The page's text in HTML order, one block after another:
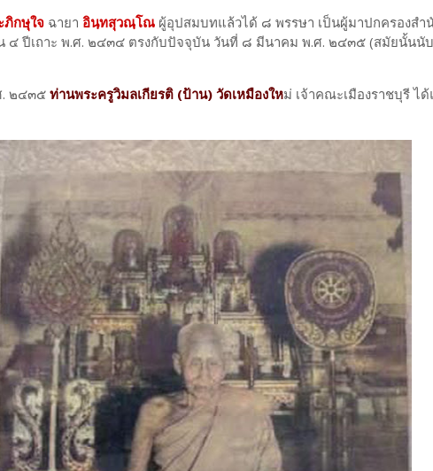
ภิกษุใจ ฉายา อินฺทสุวณฺโณ ผู้อุปสมบทแล้วได้ ๘ พรรษา เป็นผู้มาปกครองสำ
๔ ปีเถาะ พ.ศ. ๒๔๓๔ ตรงกับปัจจุบัน วันที่ ๘ มีนาคม พ.ศ. ๒๔๓๕ (สมัยนั้นนั
๒๔๓๕ ท่านพระครูวิมลเกียรติ (ป้าน) วัดเหมืองใหม่ เจ้าคณะเมืองราชบุรี ไ